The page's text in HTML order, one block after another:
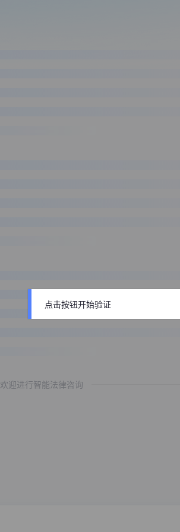
欢迎进行智能法律咨询
点击按钮开始验证